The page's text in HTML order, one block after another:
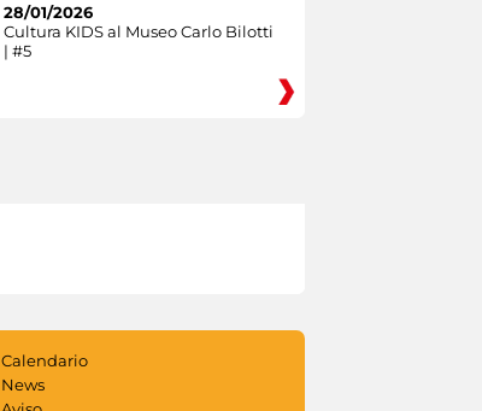
28/01/2026
Cultura KIDS al Museo Carlo Bilotti
| #5
Calendario
News